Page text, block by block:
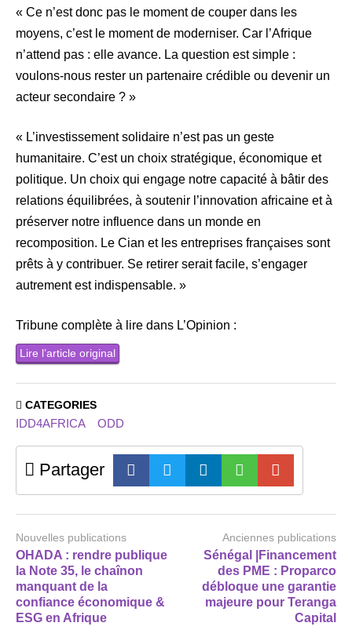
« Ce n’est donc pas le moment de couper dans les
moyens, c’est le moment de moderniser. Car l’Afrique
n’attend pas : elle avance. La question est simple :
voulons-nous rester un partenaire crédible ou devenir un
acteur secondaire ? »
« L’investissement solidaire n’est pas un geste
humanitaire. C’est un choix stratégique, économique et
politique. Un choix qui engage notre capacité à bâtir des
relations équilibrées, à soutenir l’innovation africaine et à
préserver notre influence dans un monde en
recomposition. Le Cian et les entreprises françaises sont
prêts à y contribuer. Se retirer serait facile, s’engager
autrement est indispensable. »
Tribune complète à lire dans L’Opinion :
Lire l’article original
CATEGORIES
IDD4AFRICA ODD
Partager
Nouvelles publications
OHADA : rendre publique
la Note 35, le chaînon
manquant de la
confiance économique &
ESG en Afrique
Anciennes publications
Sénégal |Financement
des PME : Proparco
débloque une garantie
majeure pour Teranga
Capital